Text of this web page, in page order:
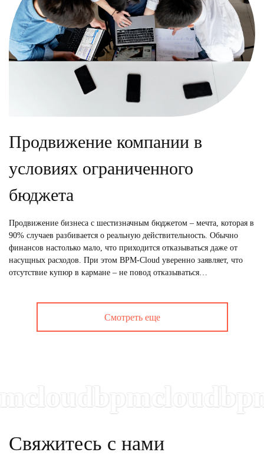
Продвижение компании в
условиях ограниченного
бюджета
Продвижение бизнеса с шестизначным бюджетом – мечта, которая в
90% случаев разбивается о реальную действительность. Обычно
финансов настолько мало, что приходится отказываться даже от
насущных расходов. При этом BPM-Cloud уверенно заявляет, что
отсутствие купюр в кармане – не повод отказываться…
Смотреть еще
Свяжитесь с нами